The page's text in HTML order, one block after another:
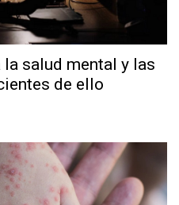
salud mental y las
de ello